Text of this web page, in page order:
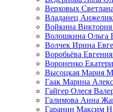
Верховых
Владанец
Войкина
Волошкина Ольга
Волчек Ирина
Воробьёва
Вороненко
Высоцкая Мария
Гаак Марина
Гайгер Олеся
Галимова Анна
Гаранин Максим